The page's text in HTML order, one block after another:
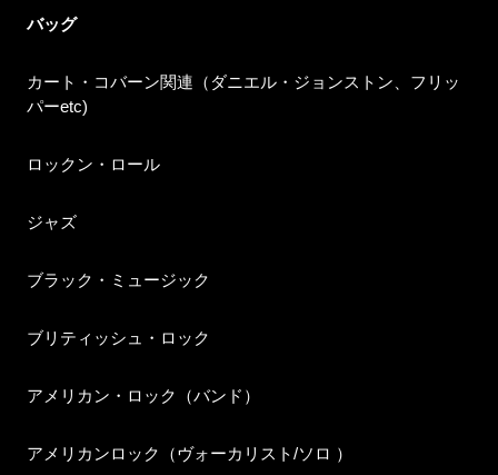
バッグ
カート・コバーン関連（ダニエル・ジョンストン、フリッ
パーetc)
ロックン・ロール
ジャズ
ブラック・ミュージック
ブリティッシュ・ロック
アメリカン・ロック（バンド）
アメリカンロック（ヴォーカリスト/ソロ ）